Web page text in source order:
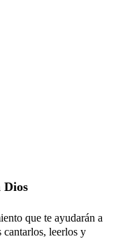
Dios
que te ayudarán a
cantarlos, leerlos y